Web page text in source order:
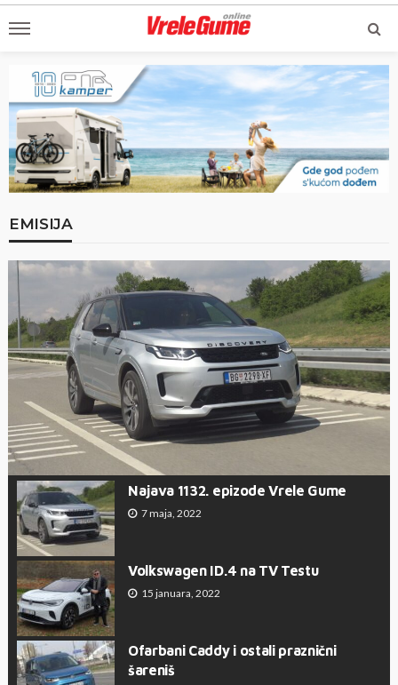
EMISIJA
Najava 1132. epizode Vrele Gume
7 maja, 2022
Volkswagen ID.4 na TV Testu
15 januara, 2022
Ofarbani Caddy i ostali praznični
šareniš